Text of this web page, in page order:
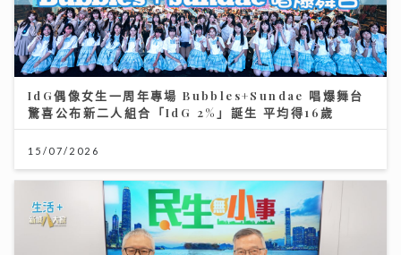
IdG偶像女生一周年專場 Bubbles+Sundae 唱爆舞台
驚喜公布新二人組合「IdG 2%」誕生 平均得16歲
15/07/2026